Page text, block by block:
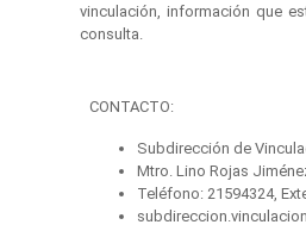
vinculación, información que
consulta.
CONTACTO:
Subdirección de
Mtro. Lino Rojas
Teléfono: 21594324,